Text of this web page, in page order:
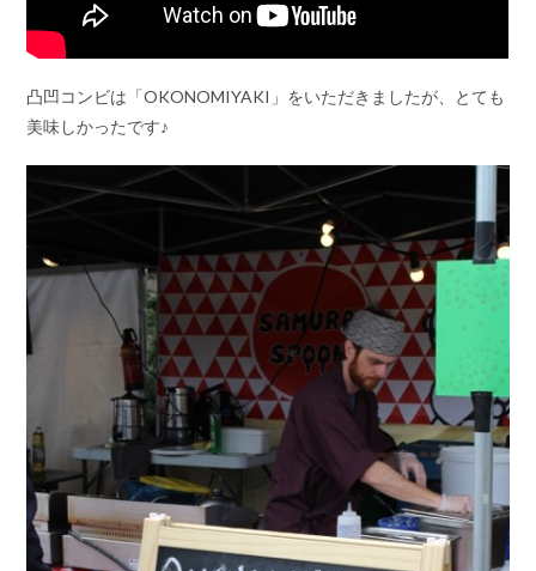
凸凹コンビは「OKONOMIYAKI」をいただきましたが、とても
美味しかったです♪